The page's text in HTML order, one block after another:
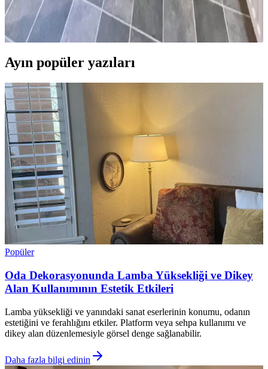
Kiralık banyolarda boya, fayans ve zemin yenileme süreçlerinde
dayanıklılık, estetik ve ev sahibi onayı ön plandadır. Bu rehber,
pratik ve uyumlu dekorasyon önerileri sunar.
Ayın popüler yazıları
Popüler
Oda Dekorasyonunda Lamba Yüksekliği ve Dikey
Alan Kullanımının Estetik Etkileri
Lamba yüksekliği ve yanındaki sanat eserlerinin konumu, odanın
estetiğini ve ferahlığını etkiler. Platform veya sehpa kullanımı ve
dikey alan düzenlemesiyle görsel denge sağlanabilir.
Daha fazla bilgi edinin